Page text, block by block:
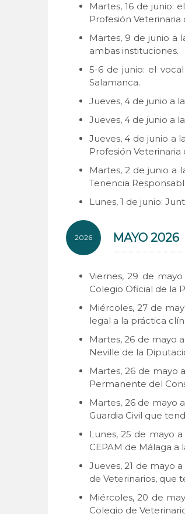
Martes, 16 de junio:
Profesión Veterinaria
Martes, 9 de junio a
ambas instituciones.
5-6 de junio: el
Salamanca.
Jueves, 4 de junio a
Jueves, 4 de junio a
Jueves, 4 de junio a
Profesión
Martes, 2 de junio a
Tenencia
Lunes, 1 de junio:
2026 MAYO 2026
Viernes, 29 de
Colegio Oficial de la
Miércoles, 27 de
legal a la práctica
Martes, 26 de mayo
Neville de la
Martes, 26 de mayo
Permanente del
Martes, 26 de mayo
Guardia Civil que
Lunes, 25 de mayo
CEPAM de Málaga a
Jueves, 21 de mayo
de Veterinarios, que
Miércoles, 20 de
Colegio de